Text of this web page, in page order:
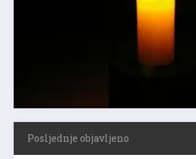
Posljednje objavljeno